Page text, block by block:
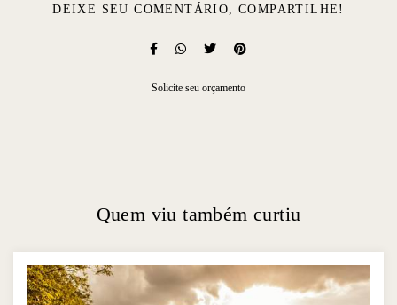
DEIXE SEU COMENTÁRIO, COMPARTILHE!
Solicite seu orçamento
Quem viu também curtiu